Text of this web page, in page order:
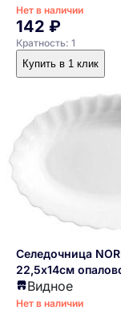
(стеклокерамика)
Нет в наличии
142 ₽
Кратность: 1
Купить в 1 клик
Селедочница
22,5х14см
стеклокерамика )
Видное
Нет в наличии